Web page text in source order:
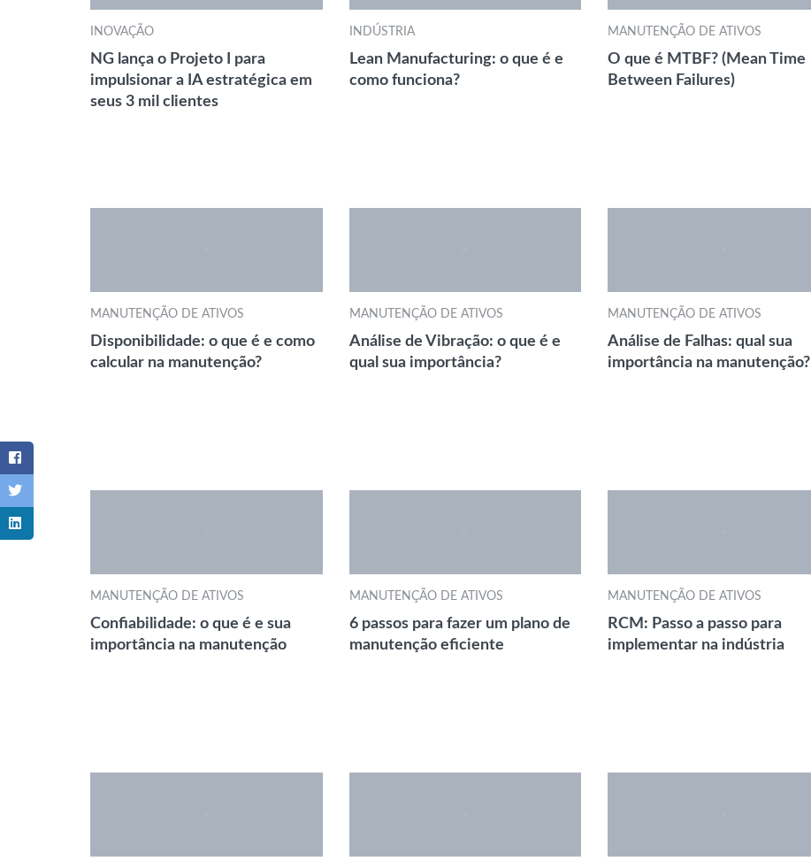
INOVAÇÃO
NG lança o Projeto I para
impulsionar a IA estratégica em
seus 3 mil clientes
INDÚSTRIA
Lean Manufacturing: o que é e
como funciona?
MANUTENÇÃO DE ATIVOS
O que é MTBF? (Mean Time
Between Failures)
MANUTENÇÃO DE ATIVOS
Disponibilidade: o que é e como
calcular na manutenção?
MANUTENÇÃO DE ATIVOS
Análise de Vibração: o que é e
qual sua importância?
MANUTENÇÃO DE ATIVOS
Análise de Falhas: qual sua
importância na manutenção?
MANUTENÇÃO DE ATIVOS
Confiabilidade: o que é e sua
importância na manutenção
MANUTENÇÃO DE ATIVOS
6 passos para fazer um plano de
manutenção eficiente
MANUTENÇÃO DE ATIVOS
RCM: Passo a passo para
implementar na indústria